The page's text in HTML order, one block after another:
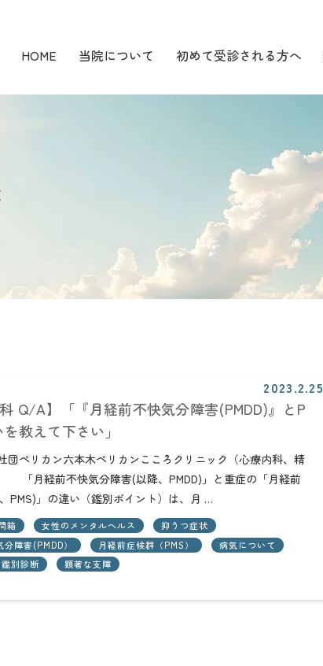
HOME
当院について 初めて受診される方へ
2023.2.25
科 Q/A】「『月経前不快気分障害(PMDD)』とP
教えて下さい」
団ペリカン六本木ペリカンこころクリニック（心療内科、精
「月経前不快気分障害(以降、PMDD)」と重症の「月経前
PMS)」の違い（鑑別ポイント）は、月 …
箱 女性のメンタルヘルス
抑うつ症状
障害(PMDD）
月経前症候群（PMS）
病気について
鑑別診断 顕著な支障